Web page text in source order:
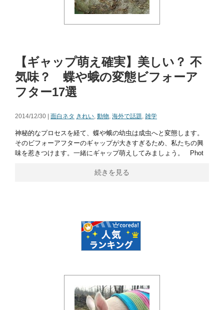
【ギャップ萌え確実】美しい？ 不
気味？ 蝶や蛾の変態ビフォーア
フター17選
2014/12/30 | 面白ネタ きれい, 動物, 海外で話題, 雑学
神秘的なプロセスを経て、蝶や蛾の幼虫は成虫へと変態します。
そのビフォーアフターのギャップが大きすぎるため、私たちの興
味を惹きつけます。一緒にギャップ萌えしてみましょう。 Phot
続きを見る